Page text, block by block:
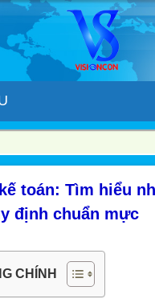
toán: Tìm hiểu
định chuẩn mực
CHÍNH